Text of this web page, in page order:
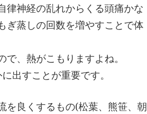
律神経の乱れからくる頭痛かな
ぎ蒸しの回数を増やすことで体
、熱がこもりますよね。
出すことが重要です。
を良くするもの(松葉、熊笹、朝